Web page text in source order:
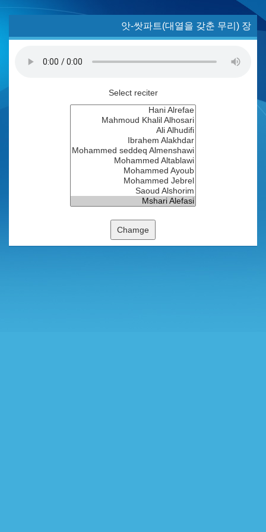
앗-쌋파트(대열을 갖춘 무리) 장
Select reciter